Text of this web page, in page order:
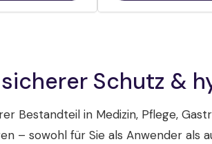
Schutz &
Bestandteil in Medizin, Pflege,
– sowohl für Sie als Anwender als